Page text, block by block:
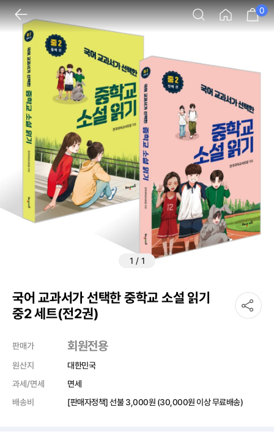
0
1 / 1
국어 교과서가 선택한 중학교 소설 읽기
중2 세트(전2권)
판매가 회원전용
원산지
대한민국
과세/면세
면세
배송비
[판매자정책] 선불 3,000원 (30,000원 이상 무료배송)